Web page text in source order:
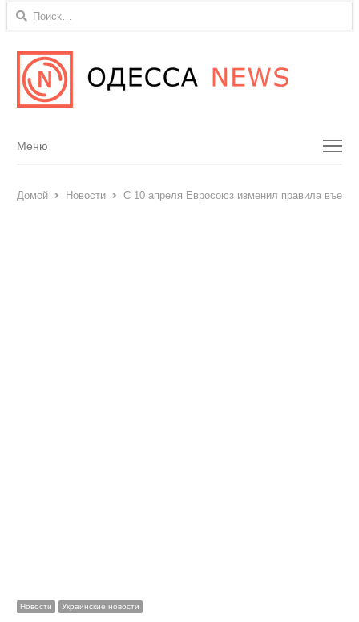
Найти:
Menu
Меню
Домой Новости С 10 апреля Евросоюз изменил правила въезда
Новости Украинские новости